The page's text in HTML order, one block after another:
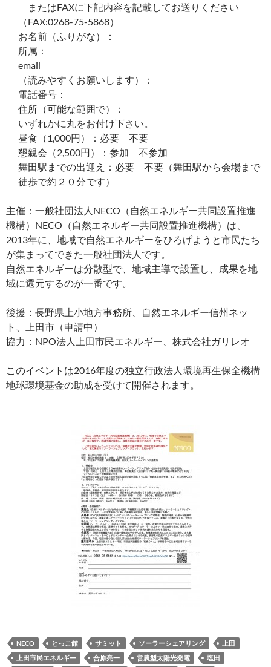
またはFAXに下記内容を記載してお送りください
（FAX:0268-75-5868）
お名前（ふりがな）：
所属：
email
（読みやすくお願いします）：
電話番号：
住所（可能な範囲で）：
いずれかに丸をお付け下さい。
昼食（1,000円）：必要 不要
懇親会（2,500円）：参加 不参加
舞田駅までの出迎え：必要 不要（舞田駅から会場まで
徒歩で約２０分です）
主催：一般社団法人NECO（自然エネルギー共同設置推進
機構）NECO（自然エネルギー共同設置推進機構）は、
2013年に、地域で自然エネルギーをひろげようと市民たち
が集まってできた一般社団法人です。
自然エネルギーは分散型で、地域主導で設置し、成果を地
域に還元するのが一番です。
後援：長野県上小地方事務所、自然エネルギー信州ネッ
ト、上田市（申請中）
協力：NPO法人上田市民エネルギー、株式会社ガリレオ
このイベントは2016年度の独立行政法人環境再生保全機構
地球環境基金の助成を受けて開催されます。
NECO とっこ館 サミット ソーラーシェアリング
上田
上田市民エネルギー
合原亮一 営農型太陽光発電
塩田